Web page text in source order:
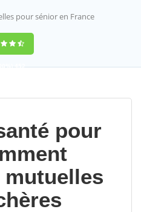
pour sénior en France
452
pour